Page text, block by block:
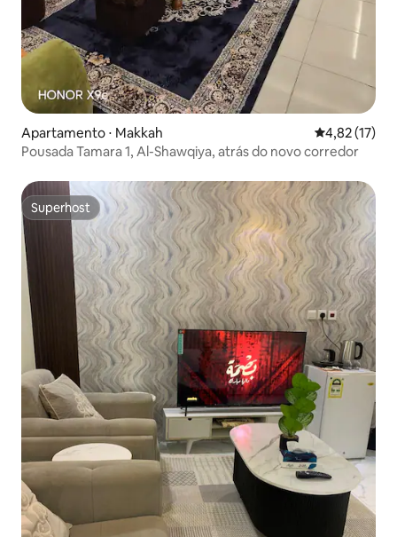
Apartamento ⋅ Makkah 4,82 de uma
4,82 (17)
Pousada Tamara 1, Al-Shawqiya, atrás do novo corredor
Superhost
Superhost